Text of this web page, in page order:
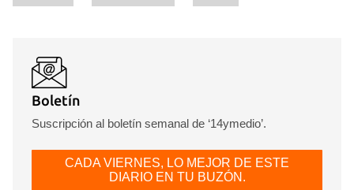
Boletín
Suscripción al boletín semanal de ‘14ymedio’.
CADA VIERNES, LO MEJOR DE ESTE
DIARIO EN TU BUZÓN.